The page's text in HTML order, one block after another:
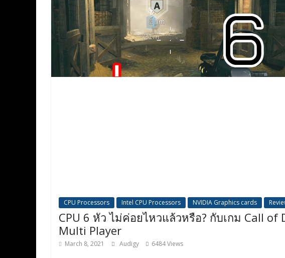
CPU Processors Intel CPU Processors NVIDIA Graphics cards
CPU 6 หัว ไม่ค่อยไหวแล้วหรือ? กับเกม Call
Multi Player
March 8, 2021 Audigy 6484 Views